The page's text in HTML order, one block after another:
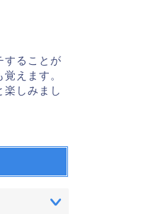
することが
えます。
楽しみまし